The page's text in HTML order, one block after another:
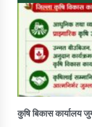
कुषि बिकास कार्यालय